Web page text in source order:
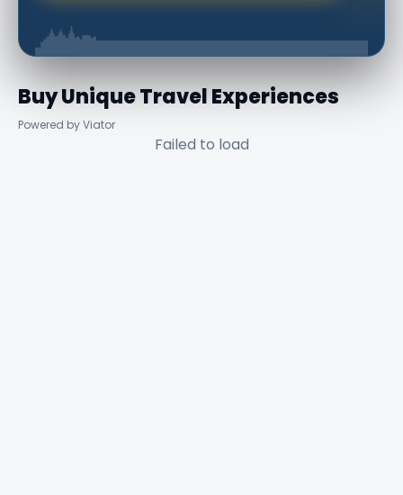
Buy Unique Travel Experiences
Powered by Viator
Failed to load